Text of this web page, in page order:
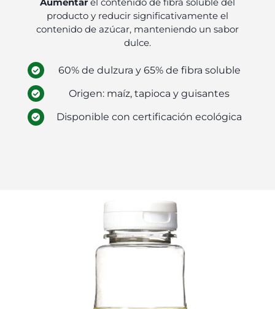
producto y reducir significativamente el
contenido de azúcar, manteniendo un sabor
dulce.
60% de dulzura y 65% de fibra soluble
Origen: maíz, tapioca y guisantes
Disponible con certificación ecológica